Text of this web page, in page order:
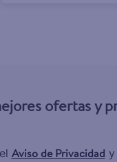
ofertas y
Aviso de Privacidad